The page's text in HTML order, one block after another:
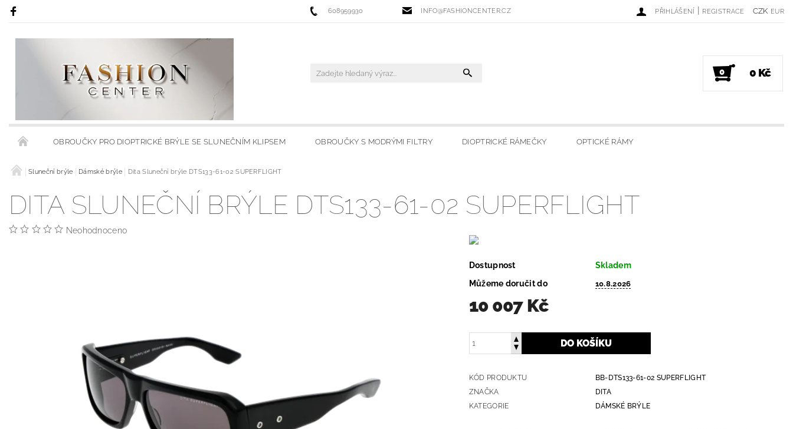
608959930 INFO@FASHIONCENTER.CZ CZK EUR
PŘIHLÁŠENÍ | REGISTRACE
0 0 Kč
OBROUČKY PRO DIOPTRICKÉ BRÝLE SE SLUNEČNÍM KLIPSEM OBROUČKY S MODRÝMI FILTRY DIOPTRICKÉ RÁMEČKY OPTICKÉ RÁMY
RÁMY S KLIPSY NA SLUNEČNÍ BRÝLE RÁMCE S MODRÝMI FILTRY
OBCHODNÍ PODMÍNKY KONTAKTY HODNOCENÍ OBCHODU MOJE OBLÍBENÉ
Sluneční brýle Dámské brýle Dita Sluneční brýle DTS133-61-02 SUPERFLIGHT
DITA SLUNEČNÍ BRÝLE DTS133-61-02 SUPERFLIGHT
Neohodnoceno
Dostupnost
Skladem
Můžeme doručit do
10.8.2026
10 007 Kč
KÓD PRODUKTU
BB-DTS133-61-02 SUPERFLIGHT
ZNAČKA
DITA
KATEGORIE
DÁMSKÉ BRÝLE